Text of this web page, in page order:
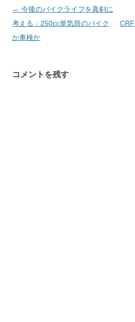
投
稿
ナ
ー
← 今後のバイクライフを真剣に
考える：250cc単気筒のバイク
か車検か
コメントを残す